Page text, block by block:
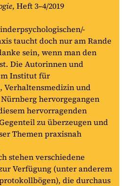
, Heft 3–4/2019
taucht doch nur am Rande
sein, wenn man den
Die Autorinnen und
Institut für
Verhaltensmedizin und
hervorgegangen
hervorragenden
zu überzeugen und
Themen praxisnah
stehen verschiedene
Verfügung (unter anderem
die durchaus